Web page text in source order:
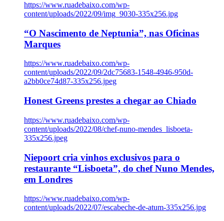
https://www.ruadebaixo.com/wp-
content/uploads/2022/09/img_9030-335x256.jpg
“O Nascimento de Neptunia”, nas Oficinas
Marques
https://www.ruadebaixo.com/wp-
content/uploads/2022/09/2dc75683-1548-4946-950d-
a2bb0ce74d87-335x256.jpeg
Honest Greens prestes a chegar ao Chiado
https://www.ruadebaixo.com/wp-
content/uploads/2022/08/chef-nuno-mendes_lisboeta-
335x256.jpeg
Niepoort cria vinhos exclusivos para o
restaurante “Lisboeta”, do chef Nuno Mendes,
em Londres
https://www.ruadebaixo.com/wp-
content/uploads/2022/07/escabeche-de-atum-335x256.jpg